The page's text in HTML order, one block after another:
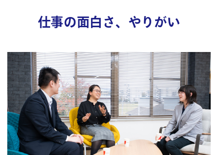
仕事の面白さ、やりがい